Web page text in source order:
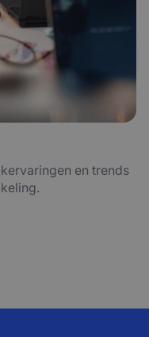
en trends